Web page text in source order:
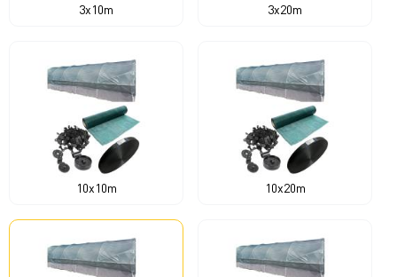
3x10m 3x20m
10x10m 10x20m